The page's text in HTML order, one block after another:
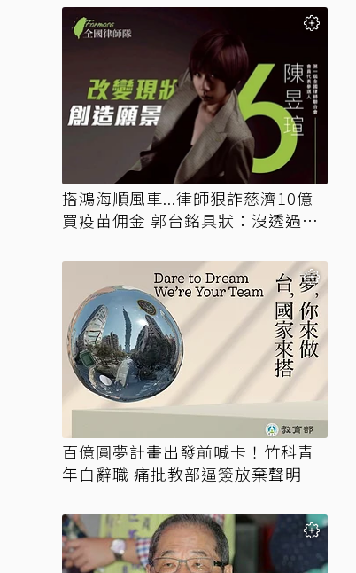
搭鴻海順風車...律師狠詐慈濟10億
買疫苗佣金 郭台銘具狀：沒透過仲
百億圓夢計畫出發前喊卡！竹科青
年白辭職 痛批教部逼簽放棄聲明